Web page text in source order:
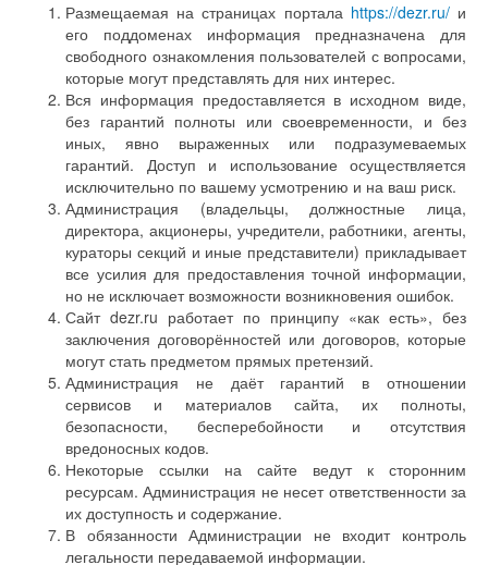
Размещаемая на страницах портала https://dezr.ru/и
его поддоменах информация предназначена для
свободного ознакомления пользователей с вопросами,
которые могут представлять для них интерес.
Вся информация предоставляется в исходном виде,
без гарантий полноты или своевременности, и без
иных, явно выраженных или подразумеваемых
гарантий. Доступ и использование осуществляется
исключительно по вашему усмотрению и на ваш риск.
Администрация (владельцы, должностные лица,
директора, акционеры, учредители, работники, агенты,
кураторы секций и иные представители) прикладывает
все усилия для предоставления точной информации,
но не исключает возможности возникновения ошибок.
Сайт dezr.ru работает по принципу «как есть», без
заключения договорённостей или договоров, которые
могут стать предметом прямых претензий.
Администрация не даёт гарантий в отношении
сервисов и материалов сайта, их полноты,
безопасности, бесперебойности и отсутствия
вредоносных кодов.
Некоторые ссылки на сайте ведут к сторонним
ресурсам. Администрация не несет ответственности за
их доступность и содержание.
В обязанности Администрации не входит контроль
легальности передаваемой информации.